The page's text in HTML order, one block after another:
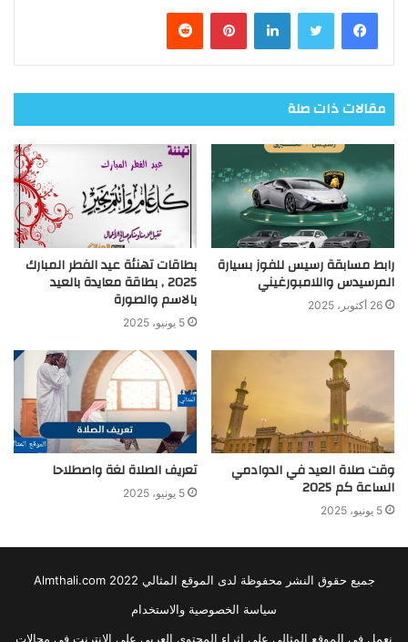
فيسبوك تويتر لينكدإن بينتيريست
مقالات ذات صلة
رابط مسابقة رسيس للفوز بسيارة
المرسيدس واللامبورغيني
26 أكتوبر، 2025
بطاقات تهنئة عيد الفطر المبارك
2025 , بطاقة معايدة بالعيد
بالاسم والصورة
5 يونيو، 2025
وقت صلاة العيد في الدوادمي
الساعة كم 2025
5 يونيو، 2025
تعريف الصلاة لغة واصطلاحا
5 يونيو، 2025
جميع حقوق النشر محفوظة لدى الموقع المثالي 2022 Almthali.com
سياسة الخصوصية والاستخدام
نعمل في الموقع المثالي على إثراء المحتوى العربي على الانترنت في مجالات